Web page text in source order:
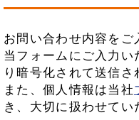
お問い合わせ内容をご
当フォームにご入力い
り暗号化されて送信さ
また、個人情報は当社
き、大切に扱わせてい